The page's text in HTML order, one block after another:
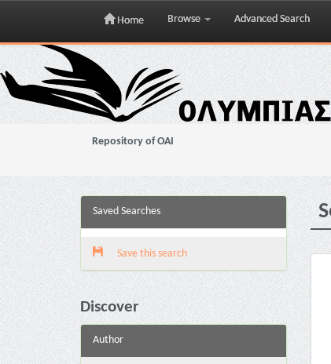
Skip
navigation
Home Browse Advanced Search
Repository of OAI
Saved Searches
Save this search
Discover
Author